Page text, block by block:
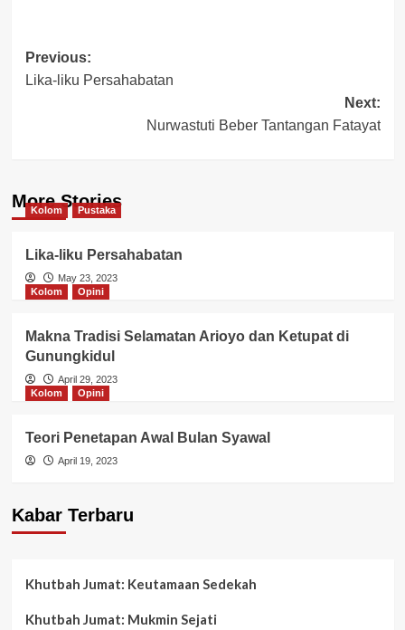
Post
navigation
Previous:
Lika-liku Persahabatan
Next:
Nurwastuti Beber Tantangan Fatayat
More Stories
Kolom Pustaka
Lika-liku Persahabatan
May 23, 2023
Kolom
Opini
Makna Tradisi Selamatan Arioyo dan Ketupat di
Gunungkidul
April 29, 2023
Kolom
Opini
Teori Penetapan Awal Bulan Syawal
April 19, 2023
Kabar Terbaru
Khutbah Jumat: Keutamaan Sedekah
Khutbah Jumat: Mukmin Sejati